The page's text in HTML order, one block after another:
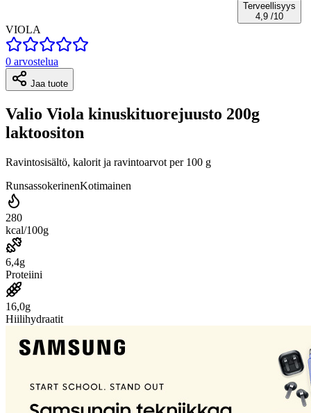
Terveellisyys
4,9 /10
VIOLA
0 arvostelua
Jaa tuote
Valio Viola kinuskituorejuusto 200g
laktoositon
Ravintosisältö, kalorit ja ravintoarvot per 100 g
RunsassokerinenKotimainen
280
kcal/100g
6,4g
Proteiini
16,0g
Hiilihydraatit